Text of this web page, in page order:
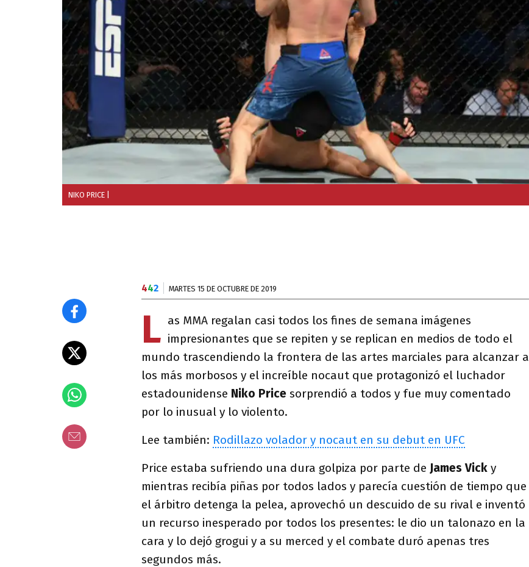
NIKO PRICE
442 MARTES 15 DE OCTUBRE DE 2019
L as MMA regalan casi todos los fines de semana imágenes
impresionantes que se repiten y se replican en medios de todo el
mundo trascendiendo la frontera de las artes marciales para alcanzar a
los más morbosos y el increíble nocaut que protagonizó el luchador
estadounidense Niko Price sorprendió a todos y fue muy comentado
por lo inusual y lo violento.
Lee también: Rodillazo volador y nocaut en su debut en UFC
Price estaba sufriendo una dura golpiza por parte de James Vick y
mientras recibía piñas por todos lados y parecía cuestión de tiempo que
el árbitro detenga la pelea, aprovechó un descuido de su rival e inventó
un recurso inesperado por todos los presentes: le dio un talonazo en la
cara y lo dejó grogui y a su merced y el combate duró apenas tres
segundos más.